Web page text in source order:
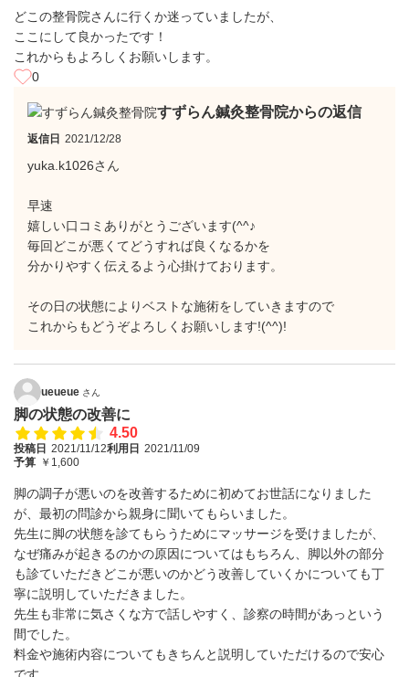
どこの整骨院さんに行くか迷っていましたが、
ここにして良かったです！
これからもよろしくお願いします。
0
すずらん鍼灸整骨院からの返信
返信日 2021/12/28
yuka.k1026さん
早速
嬉しい口コミありがとうございます(^^♪
毎回どこが悪くてどうすれば良くなるかを
分かりやすく伝えるよう心掛けております。
その日の状態によりベストな施術をしていきますので
これからもどうぞよろしくお願いします!(^^)!
ueueue さん
脚の状態の改善に
4.50
投稿日 2021/11/12利用日 2021/11/09
予算 ￥1,600
脚の調子が悪いのを改善するために初めてお世話になりました
が、最初の問診から親身に聞いてもらいました。
先生に脚の状態を診てもらうためにマッサージを受けましたが、
なぜ痛みが起きるのかの原因についてはもちろん、脚以外の部分
も診ていただきどこが悪いのかどう改善していくかについても丁
寧に説明していただきました。
先生も非常に気さくな方で話しやすく、診察の時間があっという
間でした。
料金や施術内容についてもきちんと説明していただけるので安心